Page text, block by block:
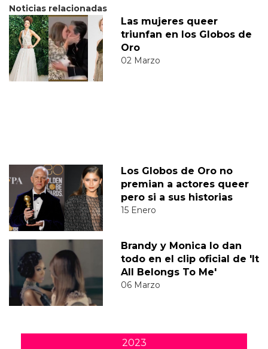
Noticias relacionadas
Las mujeres queer
triunfan en los Globos de
Oro
02 Marzo
Los Globos de Oro no
premian a actores queer
pero si a sus historias
15 Enero
Brandy y Monica lo dan
todo en el clip oficial de 'It
All Belongs To Me'
06 Marzo
2023